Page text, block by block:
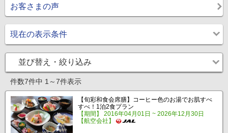
お客さまの声
現在の表示条件
並び替え・絞り込み
件数7件中 1～7件表示
【旬彩和食会席膳】コーヒー色のお湯でお肌すべ
すべ！1泊2食プラン
【期間】 2016年04月01日 ~ 2026年12月30日
【航空会社】